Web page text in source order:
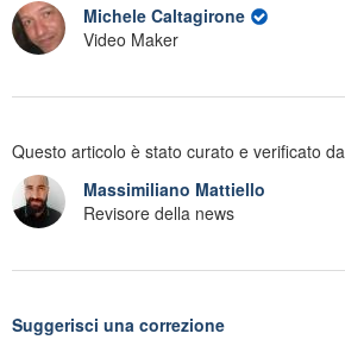
Michele Caltagirone
Video Maker
Questo articolo è stato curato e verificato da
Massimiliano Mattiello
Revisore della news
Suggerisci una correzione